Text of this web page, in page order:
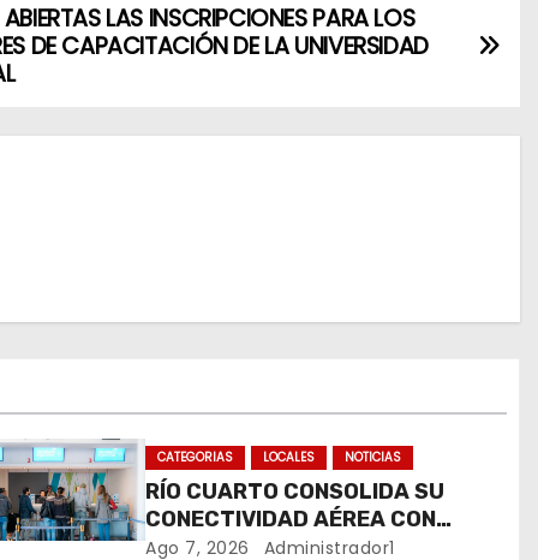
LAS INSCRIPCIONES PARA LOS
DE CAPACITACIÓN DE LA UNIVERSIDAD
CATEGORIAS LOCALES NOTICIAS
RÍO CUARTO CONSOLIDA SU
CONECTIVIDAD AÉREA CON
CUATRO VUELOS SEMANALES A
Ago 7, 2026 Administrador1